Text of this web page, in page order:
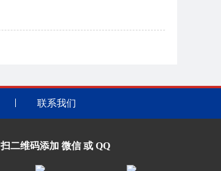
联系我们
扫二维码添加 微信 或 QQ